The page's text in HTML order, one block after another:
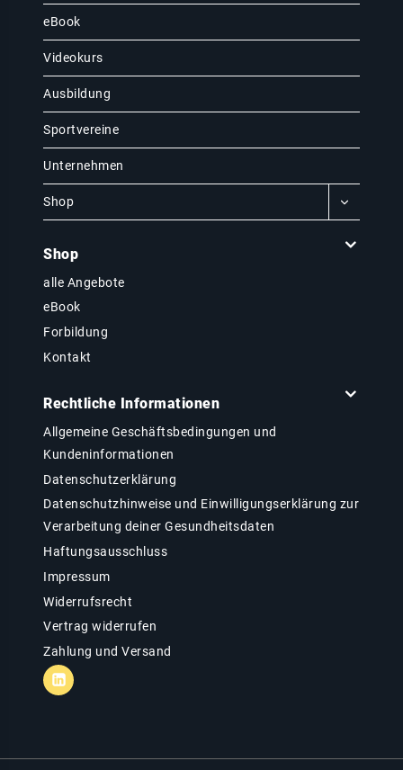
eBook
Videokurs
Ausbildung
Sportvereine
Unternehmen
Shop
Shop
alle Angebote
eBook
Forbildung
Kontakt
Rechtliche Informationen
Allgemeine Geschäftsbedingungen und
Kundeninformationen
Datenschutzerklärung
Datenschutzhinweise und Einwilligungserklärung zur
Verarbeitung deiner Gesundheitsdaten
Haftungsausschluss
Impressum
Widerrufsrecht
Vertrag widerrufen
Zahlung und Versand